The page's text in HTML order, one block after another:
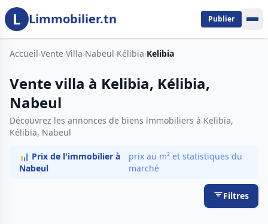
Aller au contenu principal
L Limmobilier.tn Publier
Accueil›Vente›Villa›Nabeul›Kélibia›Kelibia
Vente villa à Kelibia, Kélibia,
Nabeul
Découvrez les annonces de biens immobiliers à Kelibia,
Kélibia, Nabeul
📊 Prix de l'immobilier à
Nabeul
prix au m² et statistiques du
marché
Filtres